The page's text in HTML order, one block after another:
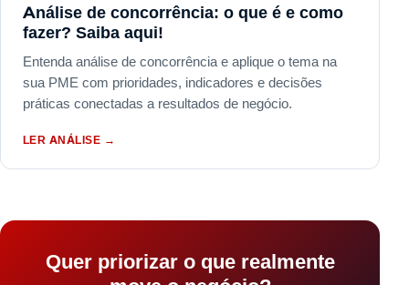
Análise de concorrência: o que é e como
fazer? Saiba aqui!
Entenda análise de concorrência e aplique o tema na
sua PME com prioridades, indicadores e decisões
práticas conectadas a resultados de negócio.
LER ANÁLISE →
Quer priorizar o que realmente